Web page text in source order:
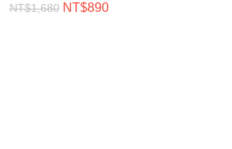
NT$1,680 NT$890